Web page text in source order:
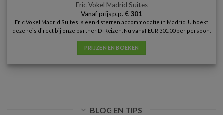
Eric Vokel Madrid Suites
Vanaf prijs p.p. € 301
Eric Vokel Madrid Suites is een 4 sterren accommodatie in Madrid. U boekt
deze reis direct bij onze partner D-Reizen. Nu vanaf EUR 301.00 per persoon.
PRIJZEN EN BOEKEN
BLOG EN TIPS